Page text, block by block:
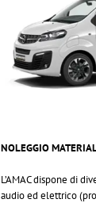
NOLEGGIO
L’AMAC dispone di
audio ed elettrico